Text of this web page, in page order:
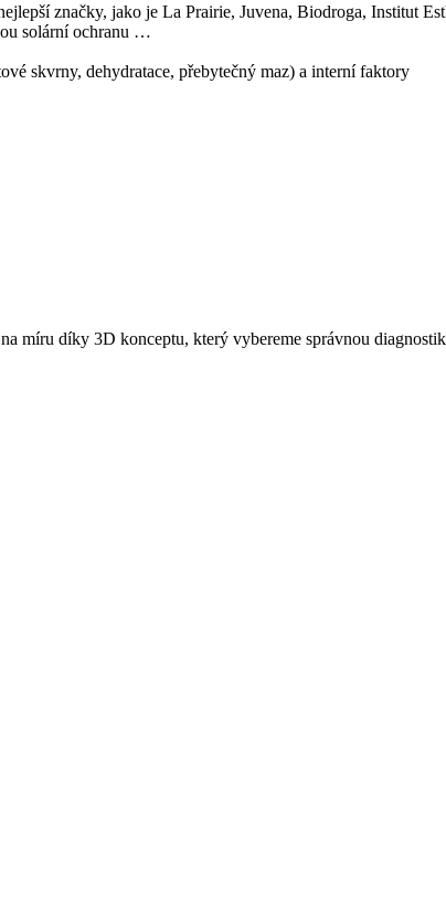
značky, jako je La Prairie, Juvena, Biodroga, Institut
solární ochranu …
skvrny, dehydratace, přebytečný maz) a interní faktory
míru díky 3D konceptu, který vybereme správnou